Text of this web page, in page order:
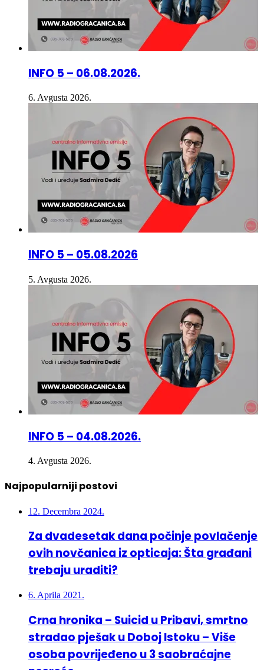
INFO 5 – 06.08.2026.
6. Avgusta 2026.
INFO 5 – 05.08.2026
5. Avgusta 2026.
INFO 5 – 04.08.2026.
4. Avgusta 2026.
Najpopularniji postovi
12. Decembra 2024.
Za dvadesetak dana počinje povlačenje
ovih novčanica iz opticaja: Šta građani
trebaju uraditi?
6. Aprila 2021.
Crna hronika – Suicid u Pribavi, smrtno
stradao pješak u Doboj Istoku – Više
osoba povrijeđeno u 3 saobraćajne
nesreće